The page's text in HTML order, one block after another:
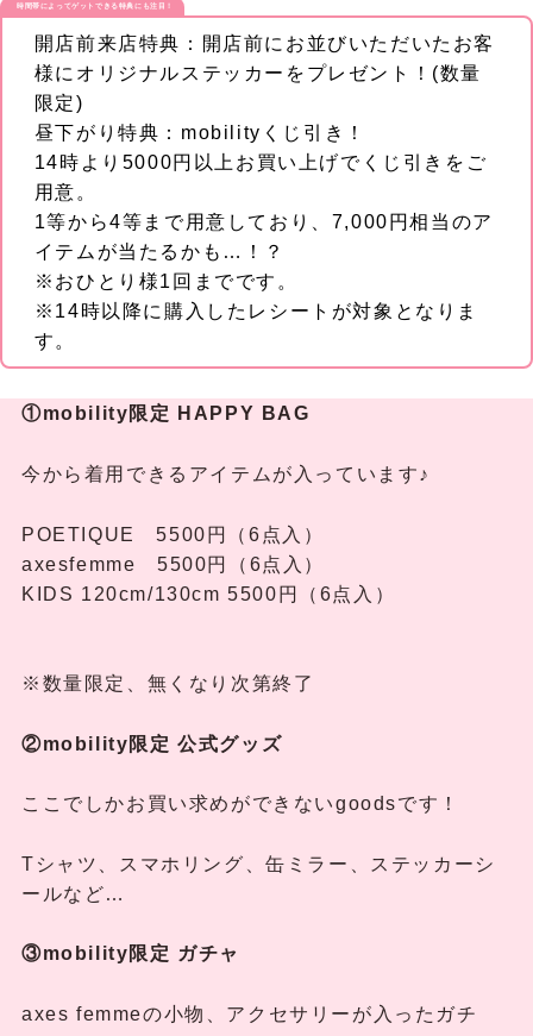
時間帯によってゲットできる特典にも注目！
開店前来店特典：開店前にお並びいただいたお客
様にオリジナルステッカーをプレゼント！(数量
限定)
昼下がり特典：mobilityくじ引き！
14時より5000円以上お買い上げでくじ引きをご
用意。
1等から4等まで用意しており、7,000円相当のア
イテムが当たるかも…！？
※おひとり様1回までです。
※14時以降に購入したレシートが対象となりま
す。
①mobility限定 HAPPY BAG
今から着用できるアイテムが入っています♪
POETIQUE 5500円（6点入）
axesfemme 5500円（6点入）
KIDS 120cm/130cm 5500円（6点入）
※数量限定、無くなり次第終了
②mobility限定 公式グッズ
ここでしかお買い求めができないgoodsです！
Tシャツ、スマホリング、缶ミラー、ステッカーシ
ールなど…
③mobility限定 ガチャ
axes femmeの小物、アクセサリーが入ったガチ